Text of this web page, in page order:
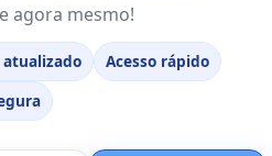
agora mesmo!
Acesso rápido